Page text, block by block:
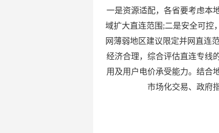
一是资源适配，各省要考虑本
域扩大直连范围;二是安全可控
网薄弱地区建议限定并网直连
经济合理，综合评估直连专线
用及用户电价承受能力。结合
市场化交易、政府